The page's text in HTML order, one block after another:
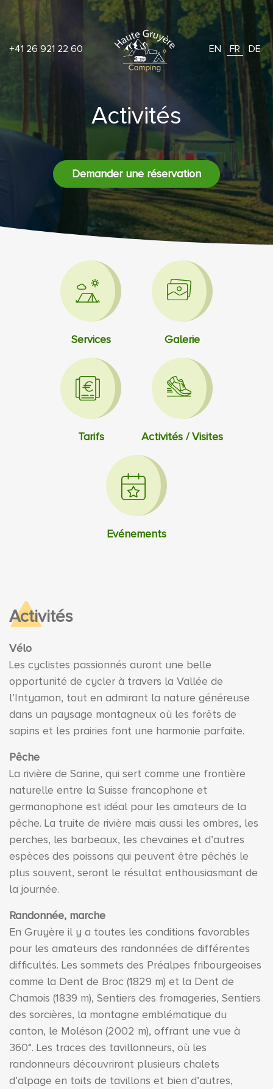
+41 26 921 22 60 EN FR DE
Activités
Demander une réservation
Services Galerie
Tarifs Activités / Visites
Evénements
Activités
Vélo
Les cyclistes passionnés auront une belle
opportunité de cycler à travers la Vallée de
l’Intyamon, tout en admirant la nature généreuse
dans un paysage montagneux où les forêts de
sapins et les prairies font une harmonie parfaite.
Pêche
La rivière de Sarine, qui sert comme une frontière
naturelle entre la Suisse francophone et
germanophone est idéal pour les amateurs de la
pêche. La truite de rivière mais aussi les ombres, les
perches, les barbeaux, les chevaines et d’autres
espèces des poissons qui peuvent être pêchés le
plus souvent, seront le résultat enthousiasmant de
la journée.
Randonnée, marche
En Gruyère il y a toutes les conditions favorables
pour les amateurs des randonnées de différentes
difficultés. Les sommets des Préalpes fribourgeoises
comme la Dent de Broc (1829 m) et la Dent de
Chamois (1839 m), Sentiers des fromageries, Sentiers
des sorcières, la montagne emblématique du
canton, le Moléson (2002 m), offrant une vue à
360°. Les traces des tavillonneurs, où les
randonneurs découvriront plusieurs chalets
d’alpage en toits de tavillons et bien d’autres,